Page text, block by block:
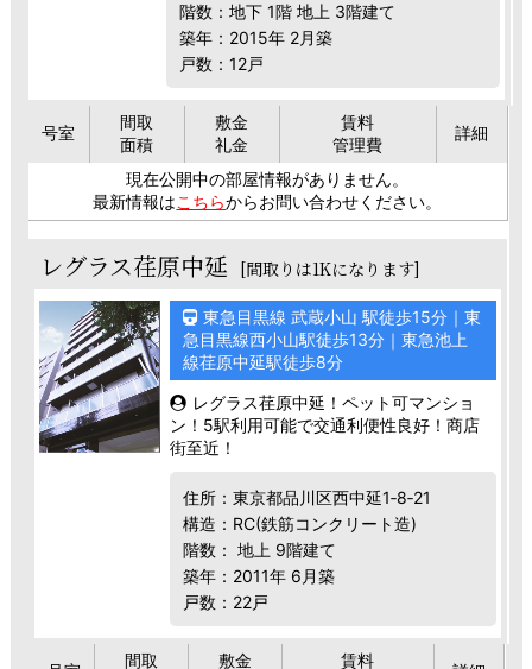
階数：地下 1階 地上 3階建て
築年：2015年 2月築
戸数：12戸
号室
間取
面積
敷金
礼金
賃料
管理費
詳細
現在公開中の部屋情報がありません。
最新情報はこちらからお問い合わせください。
レグラス荏原中延 [間取りは1Kになります]
東急目黒線 武蔵小山 駅徒歩15分｜東
急目黒線西小山駅徒歩13分｜東急池上
線荏原中延駅徒歩8分
レグラス荏原中延！ペット可マンショ
ン！5駅利用可能で交通利便性良好！商店
街至近！
住所：東京都品川区西中延1‐8‐21
構造：RC(鉄筋コンクリート造)
階数： 地上 9階建て
築年：2011年 6月築
戸数：22戸
間取 敷金 賃料